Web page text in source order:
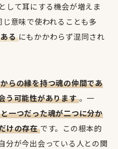
して耳にする機会が増えま
意味で使われることも多
るにもかかわらず混同され
らの縁を持つ魂の仲間であ
う可能性があります。一
一つだった魂が二つに分か
けの存在です。この根本的
分が今出会っている人との関